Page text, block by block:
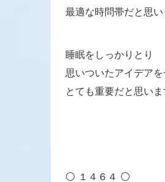
最適な時問帯だと思い
睡眠をしっかりとり
思いついたアイデア
とても重要だと思いま
⚪ １４６４ ⚪